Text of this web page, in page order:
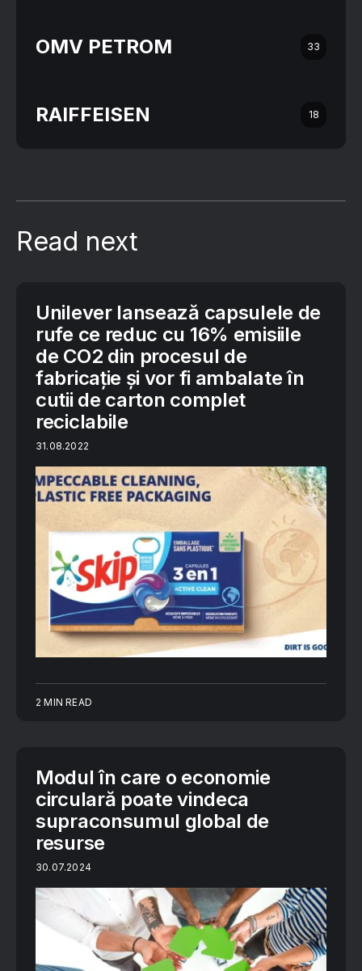
OMV PETROM 33
RAIFFEISEN 18
Read next
Unilever lansează capsulele de
rufe ce reduc cu 16% emisiile
de CO2 din procesul de
fabricație și vor fi ambalate în
cutii de carton complet
reciclabile
31.08.2022
2 MIN READ
Modul în care o economie
circulară poate vindeca
supraconsumul global de
resurse
30.07.2024